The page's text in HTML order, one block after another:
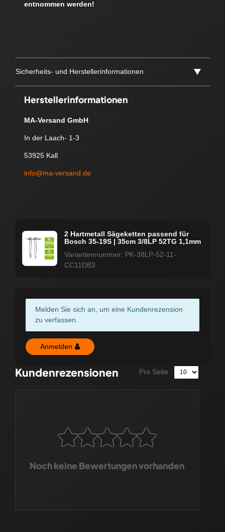
entnommen werden!
Sicherheits- und Herstellerinformationen
Herstellerinformationen
MA-Versand GmbH
In der Laach- 1-3
53925 Kall
info@ma-versand.de
2 Hartmetall Sägeketten passend für
Bosch 35-19S | 35cm 3/8LP 52TG 1,1mm
Variantennummer: PK-38LP-52-11-
CC11DB3
Melden Sie sich an, um eine Kundenrezension
zu verfassen.
Anmelden
Kundenrezensionen Pro Seite
Noch keine Bewertungen vorhanden